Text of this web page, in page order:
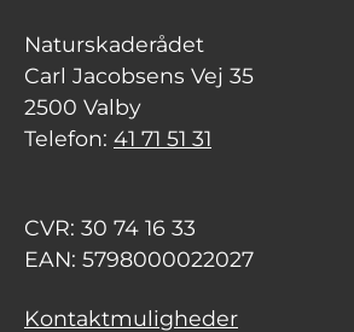
Naturskaderådet
Carl Jacobsens Vej 35
2500 Valby
Telefon: 41 71 51 31
CVR: 30 74 16 33
EAN: 5798000022027
Kontaktmuligheder